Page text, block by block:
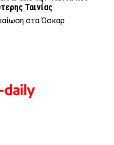
Ταινίας
στα Όσκαρ